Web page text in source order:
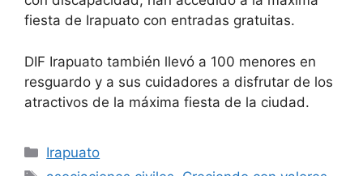
fiesta de Irapuato con entradas gratuitas.
DIF Irapuato también llevó a 100 menores en
resguardo y a sus cuidadores a disfrutar de los
atractivos de la máxima fiesta de la ciudad.
Categorías
Irapuato